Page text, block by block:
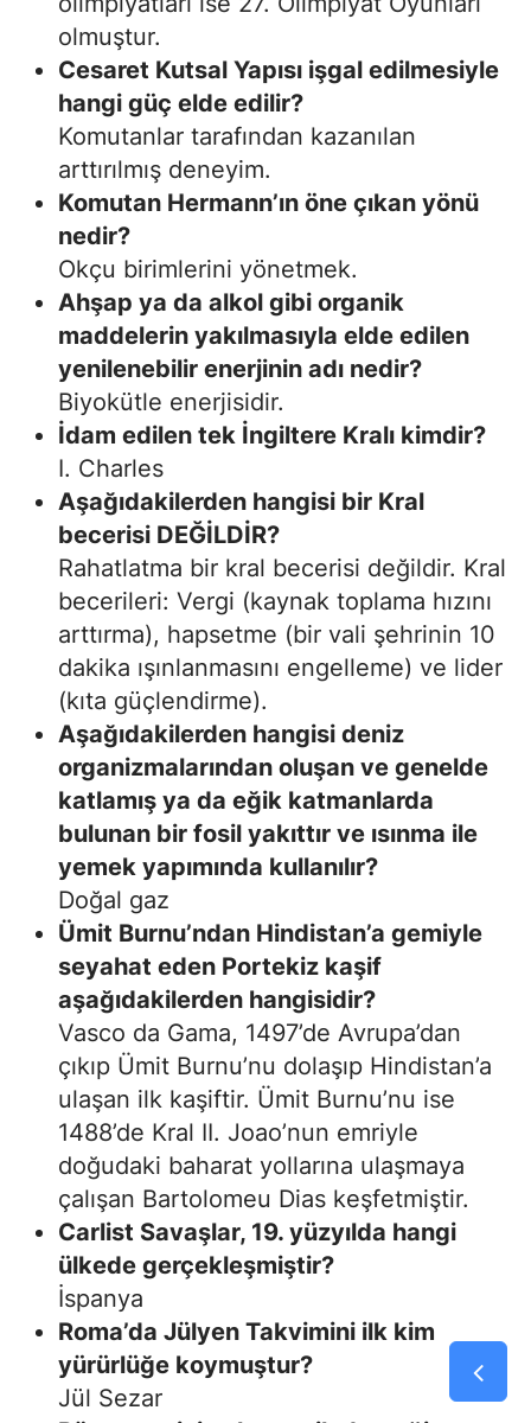
olmuştur.
Cesaret Kutsal Yapısı işgal edilmesiyle
hangi güç elde edilir?
Komutanlar tarafından kazanılan
arttırılmış deneyim.
Komutan Hermann’ın öne çıkan yönü
nedir?
Okçu birimlerini yönetmek.
Ahşap ya da alkol gibi organik
maddelerin yakılmasıyla elde edilen
yenilenebilir enerjinin adı nedir?
Biyokütle enerjisidir.
İdam edilen tek İngiltere Kralı kimdir?
I. Charles
Aşağıdakilerden hangisi bir Kral
becerisi DEĞİLDİR?
Rahatlatma bir kral becerisi değildir. Kral
becerileri: Vergi (kaynak toplama hızını
arttırma), hapsetme (bir vali şehrinin 10
dakika ışınlanmasını engelleme) ve lider
(kıta güçlendirme).
Aşağıdakilerden hangisi deniz
organizmalarından oluşan ve genelde
katlamış ya da eğik katmanlarda
bulunan bir fosil yakıttır ve ısınma ile
yemek yapımında kullanılır?
Doğal gaz
Ümit Burnu’ndan Hindistan’a gemiyle
seyahat eden Portekiz kaşif
aşağıdakilerden hangisidir?
Vasco da Gama, 1497’de Avrupa’dan
çıkıp Ümit Burnu’nu dolaşıp Hindistan’a
ulaşan ilk kaşiftir. Ümit Burnu’nu ise
1488’de Kral II. Joao’nun emriyle
doğudaki baharat yollarına ulaşmaya
çalışan Bartolomeu Dias keşfetmiştir.
Carlist Savaşlar, 19. yüzyılda hangi
ülkede gerçekleşmiştir?
İspanya
Roma’da Jülyen Takvimini ilk kim
yürürlüğe koymuştur?
Jül Sezar